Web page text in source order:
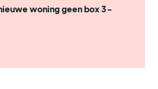
woning geen box 3-